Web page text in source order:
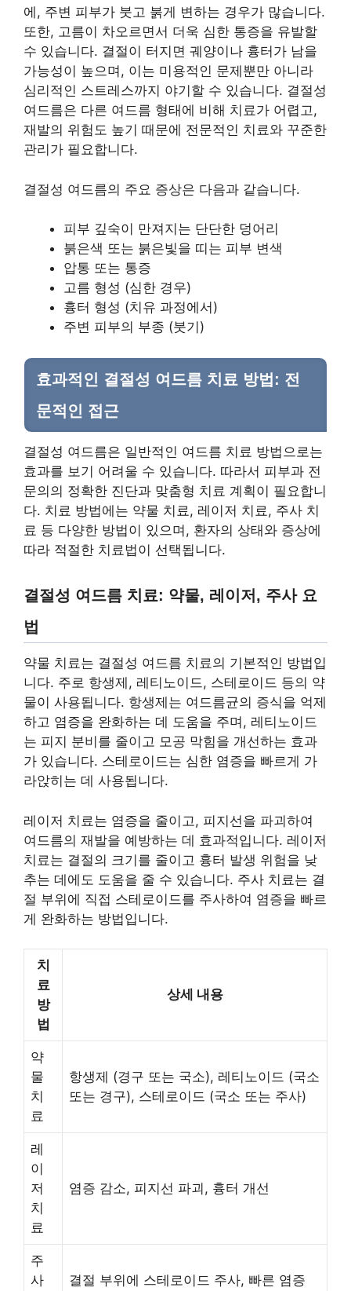
에, 주변 피부가 붓고 붉게 변하는 경우가 많습니다.
또한, 고름이 차오르면서 더욱 심한 통증을 유발할
수 있습니다. 결절이 터지면 궤양이나 흉터가 남을
가능성이 높으며, 이는 미용적인 문제뿐만 아니라
심리적인 스트레스까지 야기할 수 있습니다. 결절성
여드름은 다른 여드름 형태에 비해 치료가 어렵고,
재발의 위험도 높기 때문에 전문적인 치료와 꾸준한
관리가 필요합니다.
결절성 여드름의 주요 증상은 다음과 같습니다.
피부 깊숙이 만져지는 단단한 덩어리
붉은색 또는 붉은빛을 띠는 피부 변색
압통 또는 통증
고름 형성 (심한 경우)
흉터 형성 (치유 과정에서)
주변 피부의 부종 (붓기)
효과적인 결절성 여드름 치료 방법: 전
문적인 접근
결절성 여드름은 일반적인 여드름 치료 방법으로는
효과를 보기 어려울 수 있습니다. 따라서 피부과 전
문의의 정확한 진단과 맞춤형 치료 계획이 필요합니
다. 치료 방법에는 약물 치료, 레이저 치료, 주사 치
료 등 다양한 방법이 있으며, 환자의 상태와 증상에
따라 적절한 치료법이 선택됩니다.
결절성 여드름 치료: 약물, 레이저, 주사 요
법
약물 치료는 결절성 여드름 치료의 기본적인 방법입
니다. 주로 항생제, 레티노이드, 스테로이드 등의 약
물이 사용됩니다. 항생제는 여드름균의 증식을 억제
하고 염증을 완화하는 데 도움을 주며, 레티노이드
는 피지 분비를 줄이고 모공 막힘을 개선하는 효과
가 있습니다. 스테로이드는 심한 염증을 빠르게 가
라앉히는 데 사용됩니다.
레이저 치료는 염증을 줄이고, 피지선을 파괴하여
여드름의 재발을 예방하는 데 효과적입니다. 레이저
치료는 결절의 크기를 줄이고 흉터 발생 위험을 낮
추는 데에도 도움을 줄 수 있습니다. 주사 치료는 결
절 부위에 직접 스테로이드를 주사하여 염증을 빠르
게 완화하는 방법입니다.
치
료
방
법
상세 내용
약
물
치
료
항생제 (경구 또는 국소), 레티노이드 (국소
또는 경구), 스테로이드 (국소 또는 주사)
레
이
저
치
료
염증 감소, 피지선 파괴, 흉터 개선
주
사
결절 부위에 스테로이드 주사, 빠른 염증